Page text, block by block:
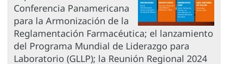
Conferencia Panamericana
para la Armonización de la
Reglamentación Farmacéutica; el lanzamiento
del Programa Mundial de Liderazgo para
Laboratorio (GLLP); la Reunión Regional 2024